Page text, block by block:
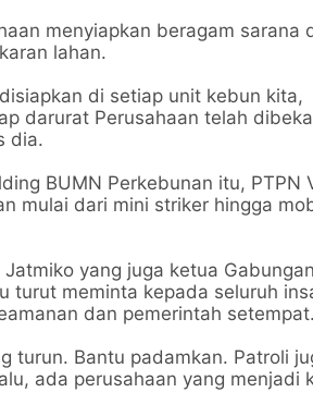
menyiapkan beragam sarana
lahan.
di setiap unit kebun kita,
darurat Perusahaan telah
dia.
BUMN Perkebunan itu, PTPN
mulai dari mini striker hingga
yang juga ketua Gabungan
turut meminta kepada seluruh
dan pemerintah setempat.
turun. Bantu padamkan. Patroli
ada perusahaan yang menjadi